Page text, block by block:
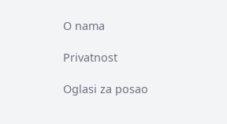
O nama
Privatnost
Oglasi za posao